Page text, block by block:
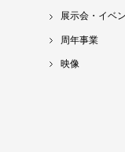
展示会・イベ
周年事業
映像